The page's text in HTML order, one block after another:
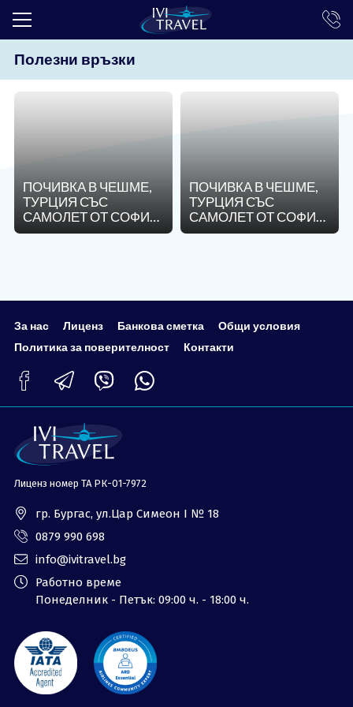
ТОП ОФЕРТИ
КРУИЗИ
LAST MINUTE
ТРАНСФЕРИ
ОЩЕ
Банкова сметка
Политика за
поверителност
0879 990 698 Запитване
Полезни връзки
ПОЧИВКА В ЧЕШМЕ,
ТУРЦИЯ СЪС
САМОЛЕТ ОТ СОФИЯ
- 7 НОЩУВКИ
ПОЧИВКА В ЧЕШМЕ,
ТУРЦИЯ СЪС
САМОЛЕТ ОТ СОФИЯ
ДО ИЗМИР В СРЯДА -
За нас Лиценз Банкова сметка
Общи условия
Политика за поверителност
Контакти
Лиценз номер ТА РК-01-7972
гр. Бургас, ул.Цар Симеон I № 18
0879 990 698
info@ivitravel.bg
Работно време
Понеделник - Петък: 09:00 ч. - 18:00 ч.